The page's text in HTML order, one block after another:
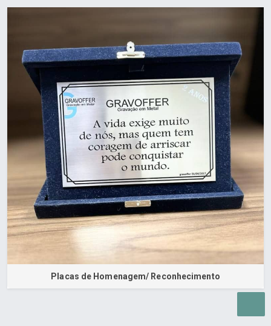
Placas de Homenagem/ Reconhecimento